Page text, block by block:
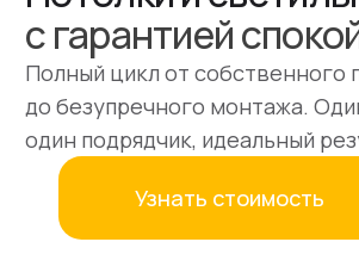
до безупречного монтажа. Один договор,
один подрядчик, идеальный результат
Узнать стоимость